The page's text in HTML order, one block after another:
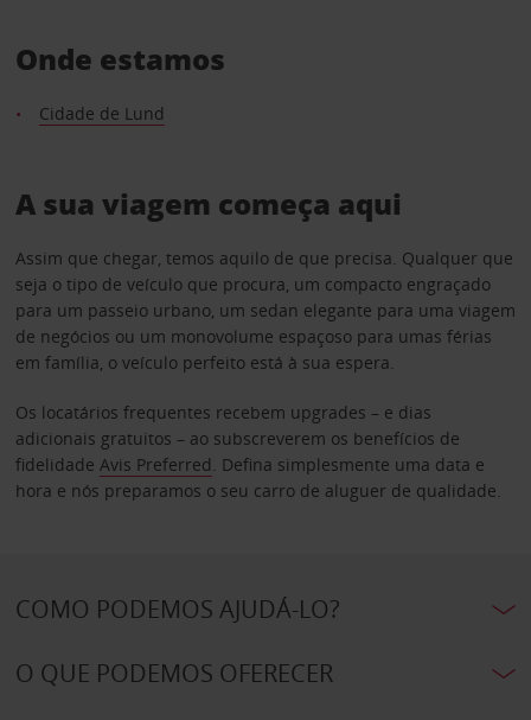
Onde estamos
Cidade de Lund
A sua viagem começa aqui
Assim que chegar, temos aquilo de que precisa. Qualquer que
seja o tipo de veículo que procura, um compacto engraçado
para um passeio urbano, um sedan elegante para uma viagem
de negócios ou um monovolume espaçoso para umas férias
em família, o veículo perfeito está à sua espera.
Os locatários frequentes recebem upgrades – e dias
adicionais gratuitos – ao subscreverem os benefícios de
fidelidade Avis Preferred. Defina simplesmente uma data e
hora e nós preparamos o seu carro de aluguer de qualidade.
COMO PODEMOS AJUDÁ-LO?
O QUE PODEMOS OFERECER